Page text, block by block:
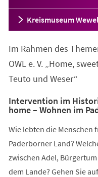
Kreismuseum
Im Rahmen des
OWL e. V. „Home,
Teuto und Weser“
Intervention im
home – Wohnen im
Wie lebten die Menschen
Paderborner Land?
zwischen Adel,
dem Lande? Gehen Sie